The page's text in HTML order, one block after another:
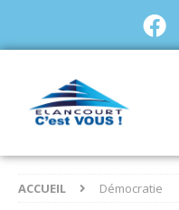
ACCUEIL Démocratie